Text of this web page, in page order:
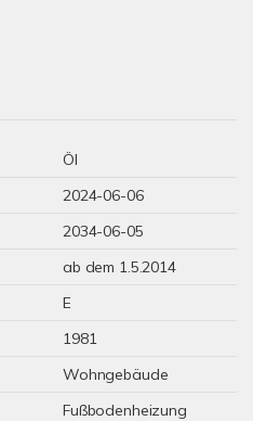
Öl
2024-06-06
2034-06-05
ab dem 1.5.2014
E
1981
Wohngebäude
Fußbodenheizung